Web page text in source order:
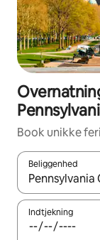
Book unikke
Beliggenhed
Når
Indtjekning